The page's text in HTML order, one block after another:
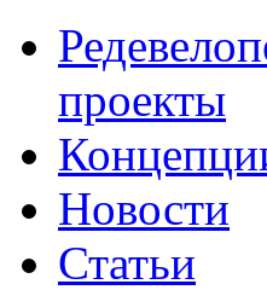
проекты
Новости
Статьи